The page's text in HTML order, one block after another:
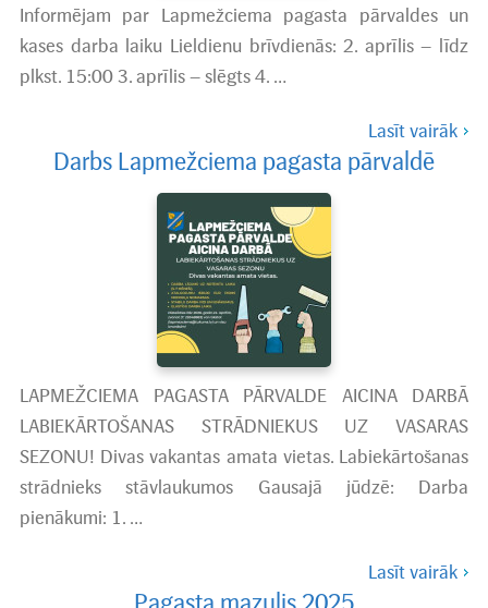
Informējam par Lapmežciema pagasta pārvaldes un
kases darba laiku Lieldienu brīvdienās: 2. aprīlis – līdz
plkst. 15:00 3. aprīlis – slēgts 4. …
Lasīt vairāk
Darbs Lapmežciema pagasta pārvaldē
LAPMEŽCIEMA PAGASTA PĀRVALDE AICINA DARBĀ
LABIEKĀRTOŠANAS STRĀDNIEKUS UZ VASARAS
SEZONU! Divas vakantas amata vietas. Labiekārtošanas
strādnieks stāvlaukumos Gausajā jūdzē: Darba
pienākumi: 1. …
Lasīt vairāk